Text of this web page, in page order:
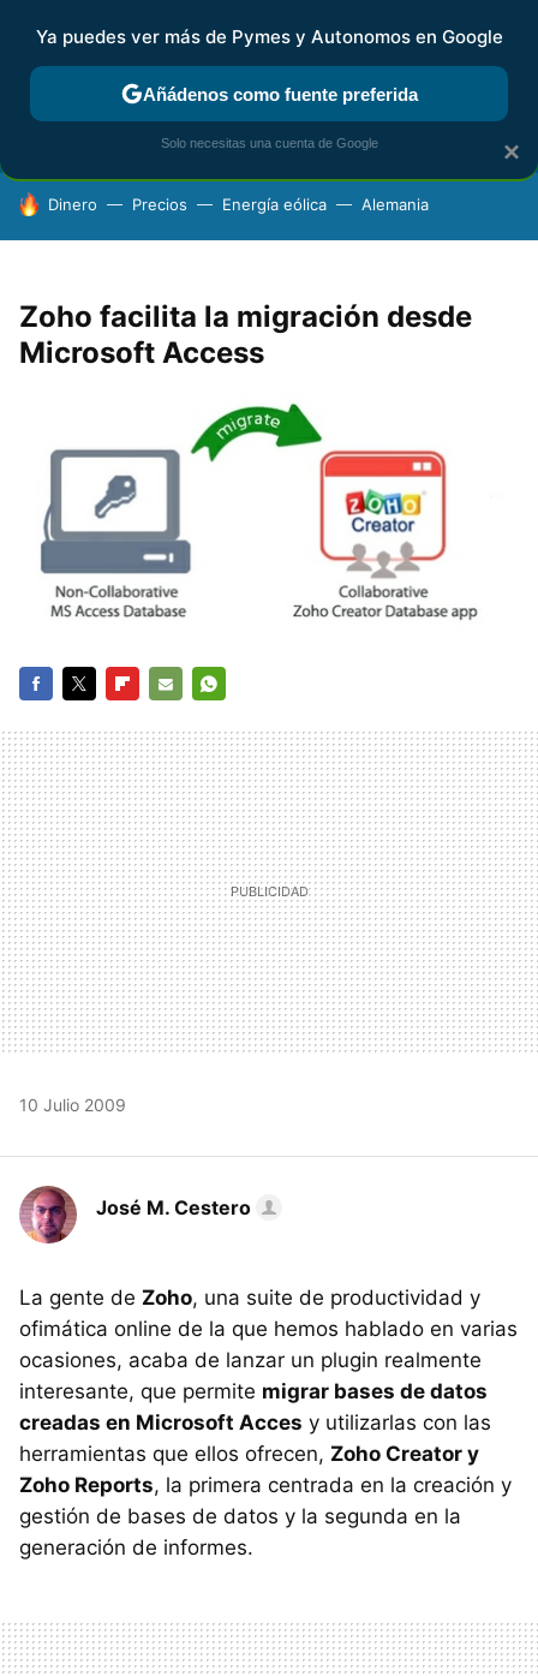
FISCALIDAD Y CONTABILIDAD KIT DIGITAL RENTA
HOY SE HABLA DE
Dinero Precios Energía eólica Alemania
Zoho facilita la migración desde
Microsoft Access
MAIL
10 Julio 2009
José M. Cestero
La gente de Zoho, una suite de productividad y
ofimática online de la que hemos hablado en varias
ocasiones, acaba de lanzar un plugin realmente
interesante, que permite migrar bases de datos
creadas en Microsoft Acces y utilizarlas con las
herramientas que ellos ofrecen, Zoho Creator y
Zoho Reports, la primera centrada en la creación y
gestión de bases de datos y la segunda en la
generación de informes.
×
Ya puedes ver más de Pymes y Autonomos en Google
Añádenos como fuente preferida
Solo necesitas una cuenta de Google